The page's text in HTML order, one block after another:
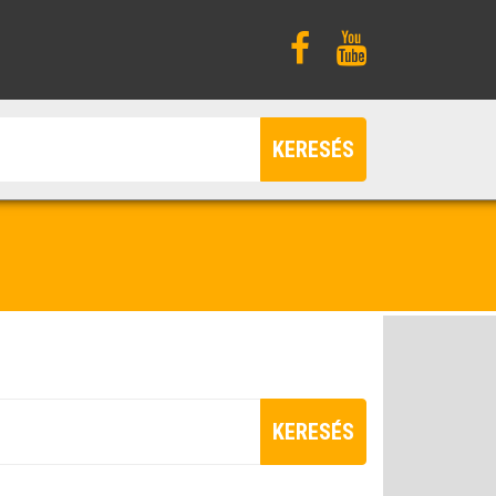
KERESÉS
KERESÉS